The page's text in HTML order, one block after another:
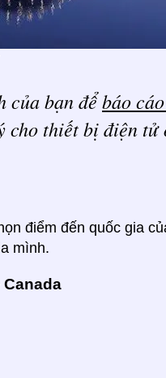
của bạn đểbáo
cho thiết bị điện tử
điểm đến quốc gia
mình.